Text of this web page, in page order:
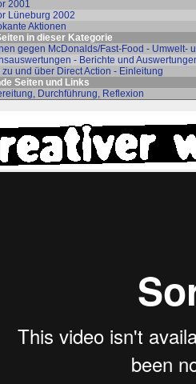
2001
Lüneburg 2002
Aktionen
in dieser Kategorie
gegen McDonalds/Fast-Food - Umwelt-
- Berichte und
zu und über Direct Action - Einleitung
Seiten und Links
Durchführung, Reflexion